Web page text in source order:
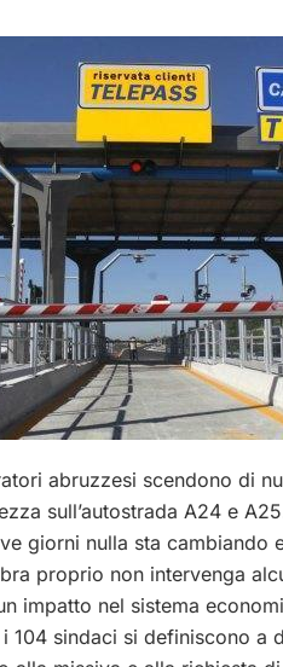
abruzzesi scendono di
sull’autostrada A24 e
giorni nulla sta cambiando
proprio non intervenga
impatto nel sistema
104 sindaci si definiscono